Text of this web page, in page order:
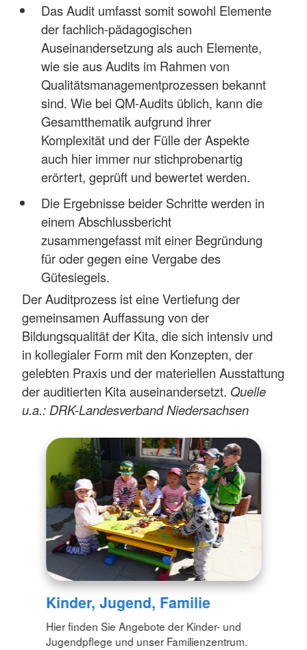
Das Audit umfasst somit sowohl Elemente
der fachlich-pädagogischen
Auseinandersetzung als auch Elemente,
wie sie aus Audits im Rahmen von
Qualitätsmanagementprozessen bekannt
sind. Wie bei QM-Audits üblich, kann die
Gesamtthematik aufgrund ihrer
Komplexität und der Fülle der Aspekte
auch hier immer nur stichprobenartig
erörtert, geprüft und bewertet werden.
Die Ergebnisse beider Schritte werden in
einem Abschlussbericht
zusammengefasst mit einer Begründung
für oder gegen eine Vergabe des
Gütesiegels.
Der Auditprozess ist eine Vertiefung der
gemeinsamen Auffassung von der
Bildungsqualität der Kita, die sich intensiv und
in kollegialer Form mit den Konzepten, der
gelebten Praxis und der materiellen Ausstattung
der auditierten Kita auseinandersetzt. Quelle
u.a.: DRK-Landesverband Niedersachsen
Kinder, Jugend, Familie
Hier finden Sie Angebote der Kinder- und
Jugendpflege und unser Familienzentrum.